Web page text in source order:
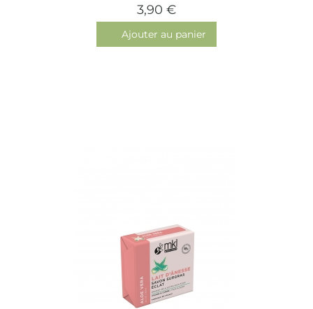
3,90 €
Ajouter au panier